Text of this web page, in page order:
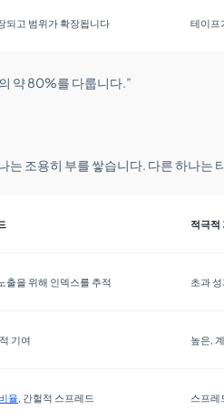
되고 범위가 확장됩니다 테이프
약 80%를 다룹니다.”
는 조용히 부를 쌓습니다. 다른 하나는
적극적
출을 위해 인덱스를 추적 초과
기여 높은,
율, 간헐적 스프레드 스프레